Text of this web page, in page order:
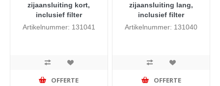
zijaansluiting kort,
inclusief filter
Artikelnummer: 131041
OFFERTE
zijaansluiting lang,
inclusief filter
Artikelnummer: 131040
OFFERTE